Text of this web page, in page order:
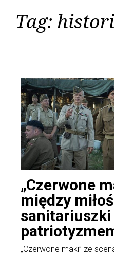
Tag:
„Czerwone
między
sanitariuszki
„Czerwone maki” ze